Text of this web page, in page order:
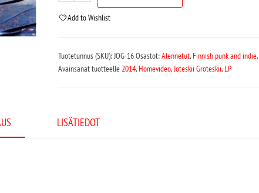
Add to Wishlist
Tuotetunnus (SKU):JOG-16Osastot:Alennetut,Finnish punk and indie,
Avainsanat tuotteelle2014,Homevideo,Joteskii Groteskii,LP
LISÄTIEDOT